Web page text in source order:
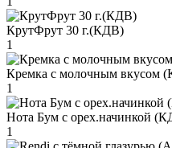
КрутФрут 30 г.(КДВ)
1
Кремка с молочным вкусом
1
Нота Бум с орех.начинкой
1